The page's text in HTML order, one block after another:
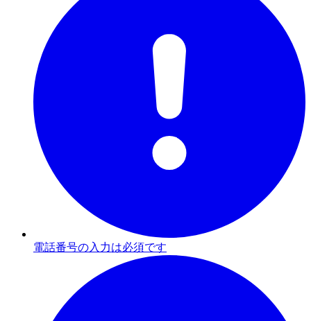
電話番号の入力は必須です